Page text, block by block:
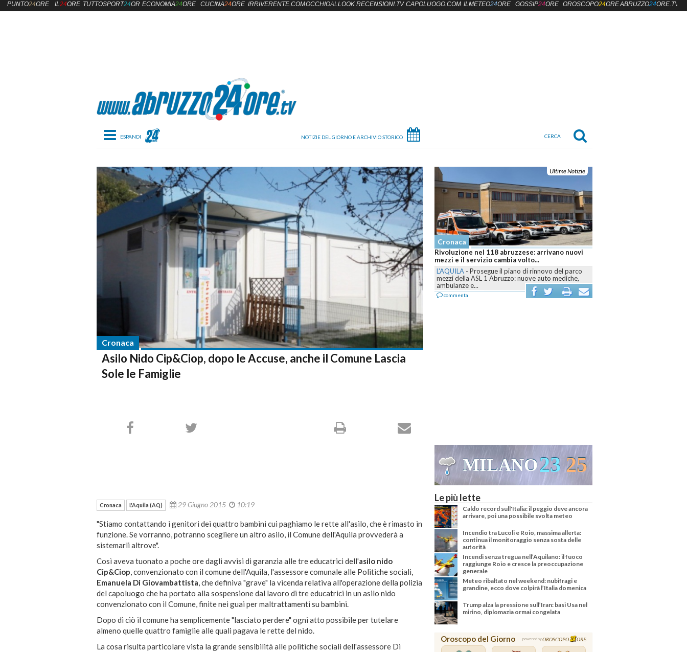
Toggle navigation
Cronaca
Asilo Nido Cip&Ciop, dopo le Accuse, anche il Comune Lascia
Sole le Famiglie
Ultime Notizie
Cronaca
Abruzzo brucia ancora, sei fronti attivi e
Canadair mobilitati contro le fiamme
L'AQUILA - Dall’Aquilano al Pescarese e al
Teramano, volontari, mezzi terrestri, elicotteri e
Canadair sono...
commenta
VENEZIA24 36
Cronaca L'Aquila (AQ) 29 Giugno 2015 10:19
"Stiamo contattando i genitori dei quattro bambini cui paghiamo le rette all'asilo, che è rimasto in
funzione. Se vorranno, potranno scegliere un altro asilo, il Comune dell'Aquila provvederà a
sistemarli altrove".
Così aveva tuonato a poche ore dagli avvisi di garanzia alle tre educatrici dell'asilo nido
Cip&Ciop, convenzionato con il comune dell'Aquila, l'assessore comunale alle Politiche sociali,
Emanuela Di Giovambattista, che definiva "grave" la vicenda relativa all'operazione della polizia
del capoluogo che ha portato alla sospensione dal lavoro di tre educatrici in un asilo nido
convenzionato con il Comune, finite nei guai per maltrattamenti su bambini.
Dopo di ciò il comune ha semplicemente "lasciato perdere" ogni atto possibile per tutelare
almeno quelle quattro famiglie alle quali pagava le rette del nido.
La cosa risulta particolare vista la grande sensibilità alle politiche sociali dell'assessore Di
Le più lette
Caldo record sull'Italia: il peggio deve ancora
arrivare, poi una possibile svolta meteo
Incendio tra Lucoli e Roio, massima allerta:
continua il monitoraggio senza sosta delle
autorità
Incendi senza tregua nell’Aquilano: il fuoco
raggiunge Roio e cresce la preoccupazione
generale
Meteo ribaltato nel weekend: nubifragi e
grandine, ecco dove colpirà l’Italia domenica
Trump alza la pressione sull’Iran: basi Usa nel
mirino, diplomazia ormai congelata
Oroscopo del Giorno powered byOROSCOPO ORE
PUNTO24ORE IL24ORE TUTTOSPORT24OREECONOMIA24ORE CUCINA24ORE IRRIVERENTE.COMOCCHIOALLOOK RECENSIONI.TV CAPOLUOGO.COM ILMETEO24ORE GOSSIP24ORE OROSCOPO24OREABRUZZO24ORE.TV